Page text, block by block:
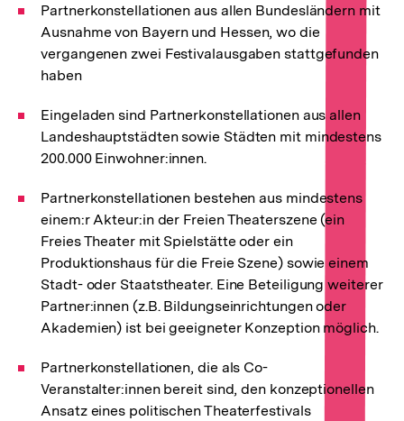
Partnerkonstellationen aus allen Bundesländern mit
Ausnahme von Bayern und Hessen, wo die
vergangenen zwei Festivalausgaben stattgefunden
haben
Eingeladen sind Partnerkonstellationen aus allen
Landeshauptstädten sowie Städten mit mindestens
200.000 Einwohner:innen.
Partnerkonstellationen bestehen aus mindestens
einem:r Akteur:in der Freien Theaterszene (ein
Freies Theater mit Spielstätte oder ein
Produktionshaus für die Freie Szene) sowie einem
Stadt- oder Staatstheater. Eine Beteiligung weiterer
Partner:innen (z.B. Bildungseinrichtungen oder
Akademien) ist bei geeigneter Konzeption möglich.
Partnerkonstellationen, die als Co-
Veranstalter:innen bereit sind, den konzeptionellen
Ansatz eines politischen Theaterfestivals